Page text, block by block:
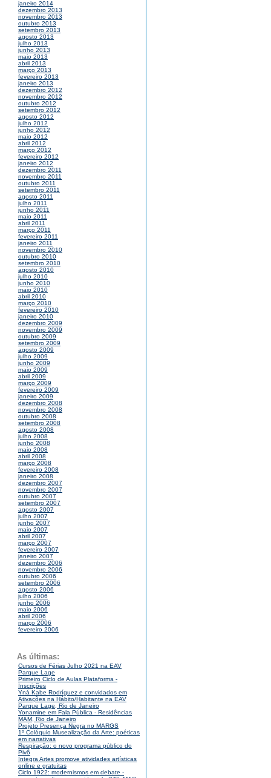
janeiro 2014
dezembro 2013
novembro 2013
outubro 2013
setembro 2013
agosto 2013
julho 2013
junho 2013
maio 2013
abril 2013
março 2013
fevereiro 2013
janeiro 2013
dezembro 2012
novembro 2012
outubro 2012
setembro 2012
agosto 2012
julho 2012
junho 2012
maio 2012
abril 2012
março 2012
fevereiro 2012
janeiro 2012
dezembro 2011
novembro 2011
outubro 2011
setembro 2011
agosto 2011
julho 2011
junho 2011
maio 2011
abril 2011
março 2011
fevereiro 2011
janeiro 2011
novembro 2010
outubro 2010
setembro 2010
agosto 2010
julho 2010
junho 2010
maio 2010
abril 2010
março 2010
fevereiro 2010
janeiro 2010
dezembro 2009
novembro 2009
outubro 2009
setembro 2009
agosto 2009
julho 2009
junho 2009
maio 2009
abril 2009
março 2009
fevereiro 2009
janeiro 2009
dezembro 2008
novembro 2008
outubro 2008
setembro 2008
agosto 2008
julho 2008
junho 2008
maio 2008
abril 2008
março 2008
fevereiro 2008
janeiro 2008
dezembro 2007
novembro 2007
outubro 2007
setembro 2007
agosto 2007
julho 2007
junho 2007
maio 2007
abril 2007
março 2007
fevereiro 2007
janeiro 2007
dezembro 2006
novembro 2006
outubro 2006
setembro 2006
agosto 2006
julho 2006
junho 2006
maio 2006
abril 2006
março 2006
fevereiro 2006
As últimas:
Cursos de Férias Julho 2021 na EAV
Parque Lage
Primeiro Ciclo de Aulas Plataforma -
Inscrições
Yná Kabe Rodríguez e convidados em
Ativações na Hábito/Habitante na EAV
Parque Lage, Rio de Janeiro
Yonamine em Fala Pública - Residências
MAM, Rio de Janeiro
Projeto Presença Negra no MARGS
1º Colóquio Musealização da Arte: poéticas
em narrativas
Respiração: o novo programa público do
Pivô
Integra Artes promove atividades artísticas
online e gratuitas
Ciclo 1922: modernismos em debate -